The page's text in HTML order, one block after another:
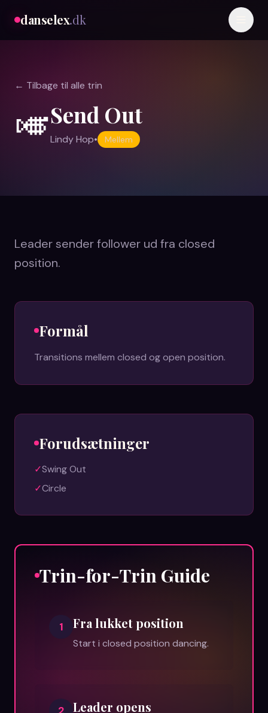
danselex.dk
← Tilbage til alle trin
🎺Send Out
Lindy Hop• Mellem
Leader sender follower ud fra closed
position.
Formål
Transitions mellem closed og open position.
Forudsætninger
✓Swing Out
✓Circle
Trin-for-Trin Guide
1 Fra lukket position
Start i closed position dancing.
Leader opens